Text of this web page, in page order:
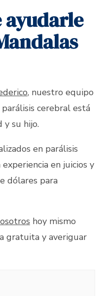
ayudarle
, nuestro equipo
parálisis cerebral está
y su hijo.
en parálisis
en juicios y
dólares para
hoy mismo
gratuita y averiguar